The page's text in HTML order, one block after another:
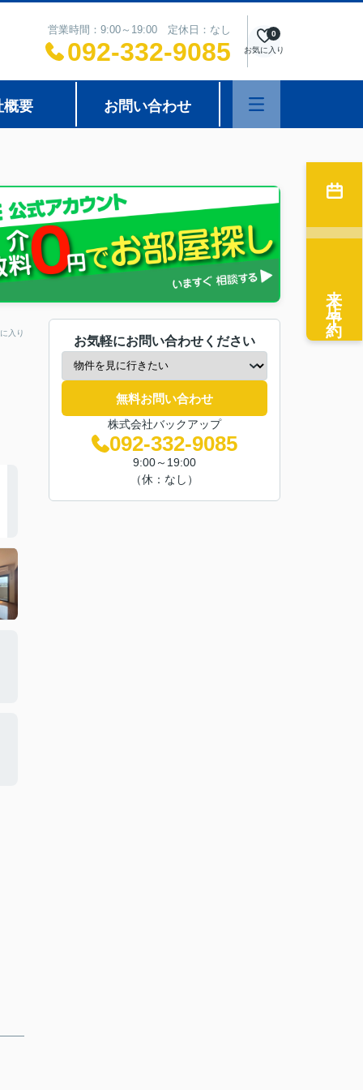
営業時間：9:00～19:00 定休日：なし
092-332-9085 お気に入り
0
概要 お問い合わせ
入り
お気軽にお問い合わせください
無料お問い合わせ
株式会社バックアップ
092-332-9085
9:00～19:00
（休：なし）
来店予約